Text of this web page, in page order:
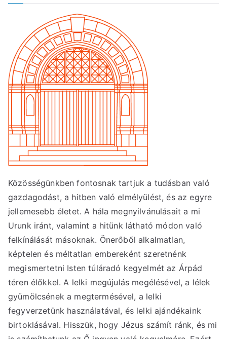
Közösségünkben fontosnak tartjuk a tudásban való
gazdagodást, a hitben való elmélyülést, és az egyre
jellemesebb életet. A hála megnyilvánulásait a mi
Urunk iránt, valamint a hitünk látható módon való
felkínálását másoknak. Önerőből alkalmatlan,
képtelen és méltatlan embereként szeretnénk
megismertetni Isten túláradó kegyelmét az Árpád
téren élőkkel. A lelki megújulás megélésével, a lélek
gyümölcsének a megtermésével, a lelki
fegyverzetünk használatával, és lelki ajándékaink
birtoklásával. Hisszük, hogy Jézus számít ránk, és mi